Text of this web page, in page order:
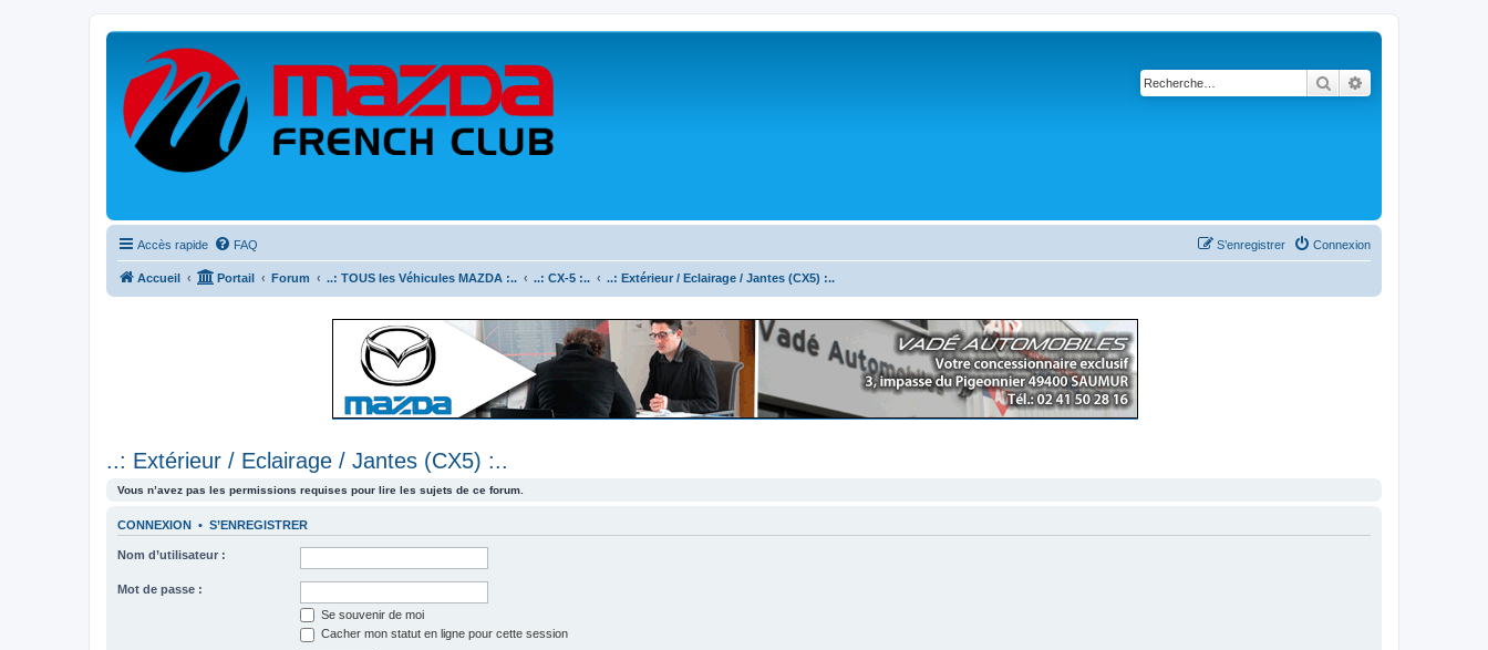
Rechercher
Accès rapide FAQ Connexion
S’enregistrer
Accueil Portail Forum ..: TOUS les Véhicules MAZDA :.. ..: CX-5 :.. ..: Extérieur / Eclairage / Jantes (CX5) :..
..: Extérieur / Eclairage / Jantes (CX5) :..
Vous n’avez pas les permissions requises pour lire les sujets de ce forum.
CONNEXION • S’ENREGISTRER
Nom d’utilisateur :
Mot de passe :
Se souvenir de moi
Cacher mon statut en ligne pour cette session